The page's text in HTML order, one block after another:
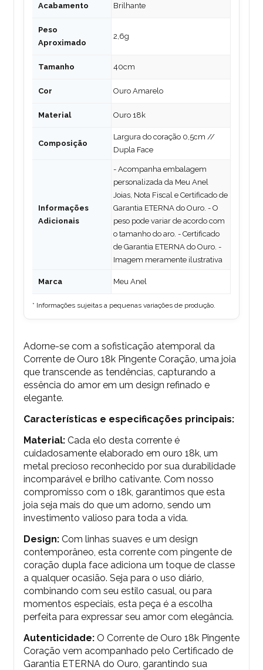
Acabamento Brilhante
Peso
Aproximado
2,6g
Tamanho 40cm
Cor Ouro Amarelo
Material Ouro 18k
Composição
Largura do coração 0,5cm //
Dupla Face
Informações
Adicionais
- Acompanha embalagem
personalizada da Meu Anel
Joias, Nota Fiscal e Certificado de
Garantia ETERNA do Ouro. - O
peso pode variar de acordo com
o tamanho do aro. - Certificado
de Garantia ETERNA do Ouro. -
Imagem meramente ilustrativa
Marca Meu Anel
* Informações sujeitas a pequenas variações de produção.
Adorne-se com a sofisticação atemporal da
Corrente de Ouro 18k Pingente Coração, uma joia
que transcende as tendências, capturando a
essência do amor em um design refinado e
elegante.
Características e especificações principais:
Material: Cada elo desta corrente é
cuidadosamente elaborado em ouro 18k, um
metal precioso reconhecido por sua durabilidade
incomparável e brilho cativante. Com nosso
compromisso com o 18k, garantimos que esta
joia seja mais do que um adorno, sendo um
investimento valioso para toda a vida.
Design: Com linhas suaves e um design
contemporâneo, esta corrente com pingente de
coração dupla face adiciona um toque de classe
a qualquer ocasião. Seja para o uso diário,
combinando com seu estilo casual, ou para
momentos especiais, esta peça é a escolha
perfeita para expressar seu amor com elegância.
Autenticidade: O Corrente de Ouro 18k Pingente
Coração vem acompanhado pelo Certificado de
Garantia ETERNA do Ouro, garantindo sua